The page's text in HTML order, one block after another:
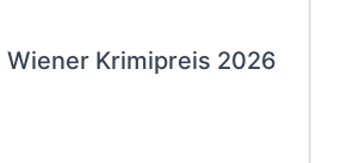
Wiener Krimipreis 2026